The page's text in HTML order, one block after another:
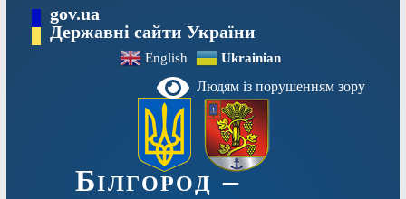
вмісту
gov.ua
Державні сайти України
English Ukrainian
Людям із порушенням зору
Білгород –